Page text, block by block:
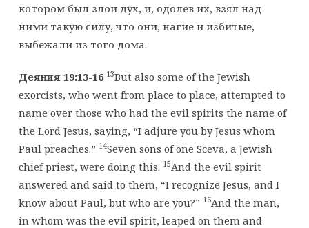
котором был злой дух, и, одолев их, взял над
ними такую силу, что они, нагие и избитые,
выбежали из того дома.
Деяния 19:13-16 13But also some of the Jewish
exorcists, who went from place to place, attempted to
name over those who had the evil spirits the name of
the Lord Jesus, saying, “I adjure you by Jesus whom
Paul preaches.” 14Seven sons of one Sceva, a Jewish
chief priest, were doing this. 15And the evil spirit
answered and said to them, “I recognize Jesus, and I
know about Paul, but who are you?” 16And the man,
in whom was the evil spirit, leaped on them and